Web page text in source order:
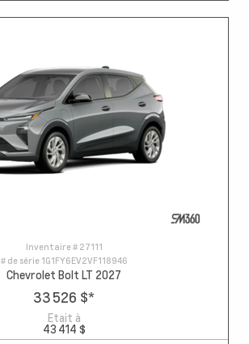
Inventaire # 27111
# de série 1G1FY6EV2VF118946
Chevrolet Bolt LT 2027
33 526 $*
Etait à
43 414 $